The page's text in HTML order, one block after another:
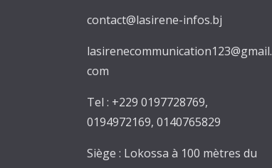
contact@lasirene-infos.bj
lasirenecommunication123@gmail.
com
Tel : +229 0197728769,
0194972169, 0140765829
Siège : Lokossa à 100 mètres du